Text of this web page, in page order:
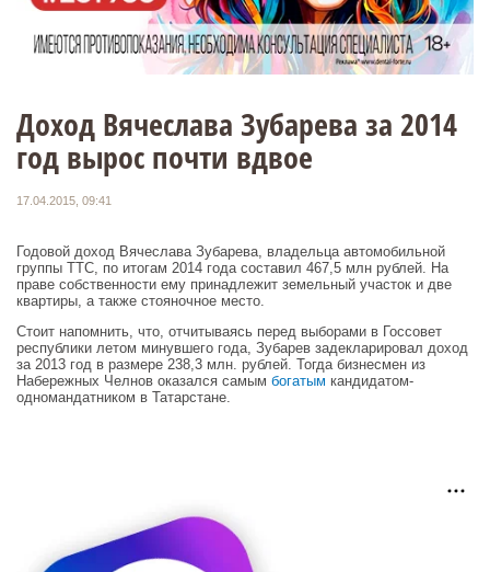
Доход Вячеслава Зубарева за 2014
год вырос почти вдвое
17.04.2015, 09:41
Годовой доход Вячеслава Зубарева, владельца автомобильной
группы ТТС, по итогам 2014 года составил 467,5 млн рублей. На
праве собственности ему принадлежит земельный участок и две
квартиры, а также стояночное место.
Стоит напомнить, что, отчитываясь перед выборами в Госсовет
республики летом минувшего года, Зубарев задекларировал доход
за 2013 год в размере 238,3 млн. рублей. Тогда бизнесмен из
Набережных Челнов оказался самым богатым кандидатом-
одномандатником в Татарстане.